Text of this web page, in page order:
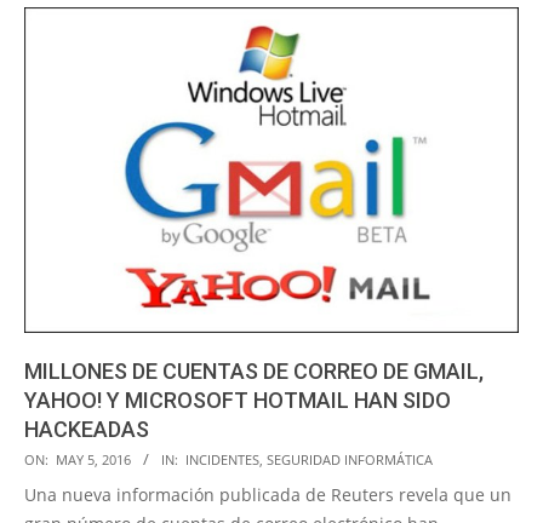
MILLONES DE CUENTAS DE CORREO DE GMAIL,
YAHOO! Y MICROSOFT HOTMAIL HAN SIDO
HACKEADAS
2016-
05-
ON: MAY 5, 2016 IN: INCIDENTES SEGURIDAD INFORMÁTICA
Una nueva información publicada de Reuters revela que un